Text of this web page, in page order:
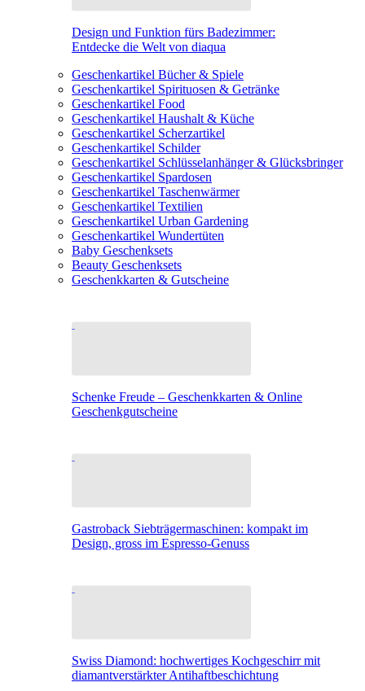
Design und Funktion fürs Badezimmer:
Entdecke die Welt von diaqua
Geschenkartikel Bücher & Spiele
Geschenkartikel Spirituosen & Getränke
Geschenkartikel Food
Geschenkartikel Haushalt & Küche
Geschenkartikel Scherzartikel
Geschenkartikel Schilder
Geschenkartikel Schlüsselanhänger & Glücksbringer
Geschenkartikel Spardosen
Geschenkartikel Taschenwärmer
Geschenkartikel Textilien
Geschenkartikel Urban Gardening
Geschenkartikel Wundertüten
Baby Geschenksets
Beauty Geschenksets
Geschenkkarten & Gutscheine
Schenke Freude – Geschenkkarten & Online
Geschenkgutscheine
Gastroback Siebträgermaschinen: kompakt im
Design, gross im Espresso-Genuss
Swiss Diamond: hochwertiges Kochgeschirr mit
diamantverstärkter Antihaftbeschichtung